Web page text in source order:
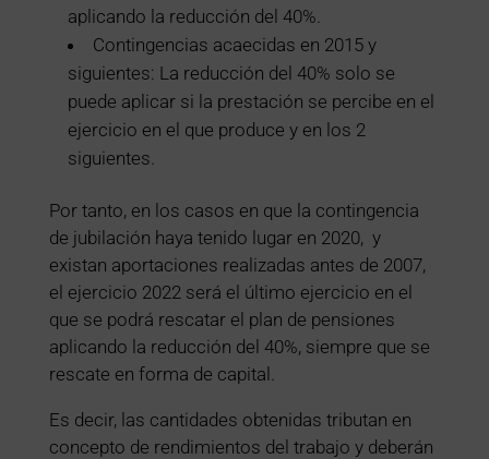
aplicando la reducción del 40%.
Contingencias acaecidas en 2015 y
siguientes: La reducción del 40% solo se
puede aplicar si la prestación se percibe en el
ejercicio en el que produce y en los 2
siguientes.
Por tanto, en los casos en que la contingencia
de jubilación haya tenido lugar en 2020, y
existan aportaciones realizadas antes de 2007,
el ejercicio 2022 será el último ejercicio en el
que se podrá rescatar el plan de pensiones
aplicando la reducción del 40%, siempre que se
rescate en forma de capital.
Es decir, las cantidades obtenidas tributan en
concepto de rendimientos del trabajo y deberán